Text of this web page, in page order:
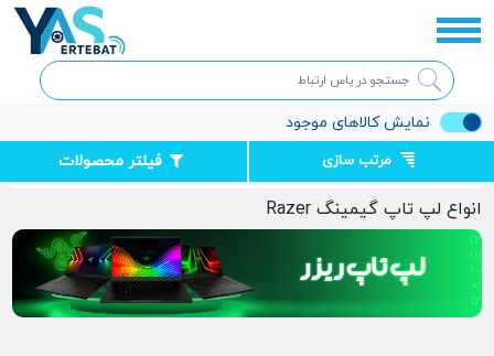
نمایش کالاهای موجود
مرتب سازی فیلتر محصولات لپ ‌تاپ لپ تاپ ریزر
انواع لپ تاپ گیمینگ Razer